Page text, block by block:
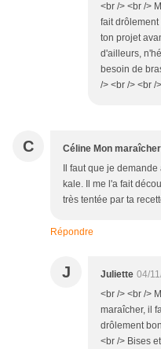
<br /> <br />
fait drôlement
ton projet
d'ailleurs,
besoin de
/> <br /> <br /
C Céline Mon
Il faut que je
kale. Il me l'a fait
très tentée par ta
Répondre
J Juliette 04/
<br /> <br />
maraîcher, il
drôlement
<br /> Bises